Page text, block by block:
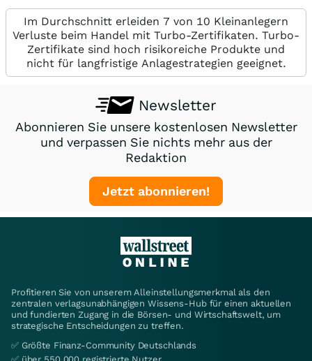
Im Durchschnitt erleiden 7 von 10 Kleinanlegern
Verluste beim Handel mit Turbo-Zertifikaten. Turbo-
Zertifikate sind hoch risikoreiche Produkte und
nicht für langfristige Anlagestrategien geeignet.
Newsletter
Abonnieren Sie unsere kostenlosen Newsletter
und verpassen Sie nichts mehr aus der
Redaktion
Jetzt abonnieren!
Profitieren Sie von unserem Alleinstellungsmerkmal als den
zentralen verlagsunabhängigen Wissens-Hub für einen aktuellen
und fundierten Zugang in die Börsen- und Wirtschaftswelt, um
strategische Entscheidungen zu treffen.
✅ Größte Finanz-Community Deutschlands